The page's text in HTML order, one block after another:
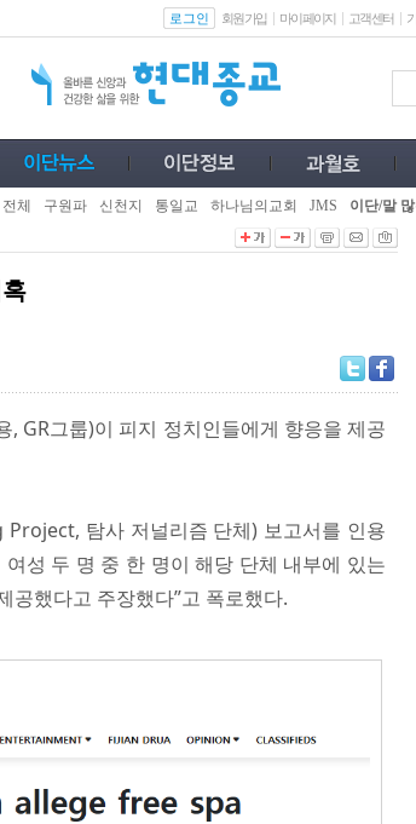
로그인 회원가입 마이페이지 고객센터
전체 구원파 신천지 통일교 하나님의교회 JMS 이단/말 많
GR그룹)이 피지 정치인들에게 향응을 제공
탐사 저널리즘 단체) 보고서를 인용
성 두 명 중 한 명이 해당 단체 내부에 있는
공했다고 주장했다”고 폭로했다.